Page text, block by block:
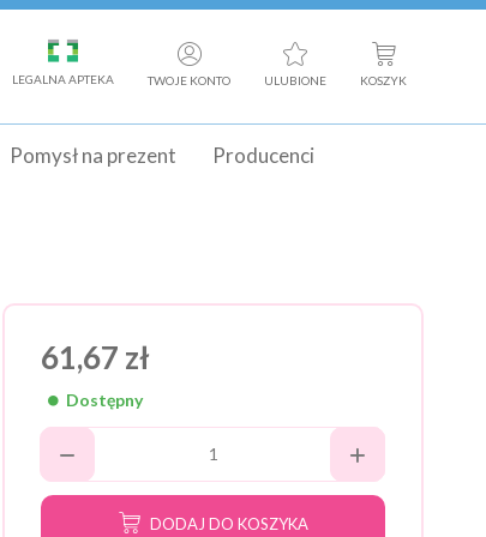
TWOJE KONTO
LEGALNA APTEKA ULUBIONE KOSZYK
Pomysł na prezent Producenci
61,67 zł
Dostępny
DODAJ DO KOSZYKA